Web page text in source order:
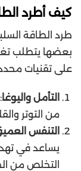
كيف أطرد
طرد الطاقة
بعضها يتطلب
على تقنيات
التأمل واليوغا
من التوتر
التنفس
يساعد في
التخلص من